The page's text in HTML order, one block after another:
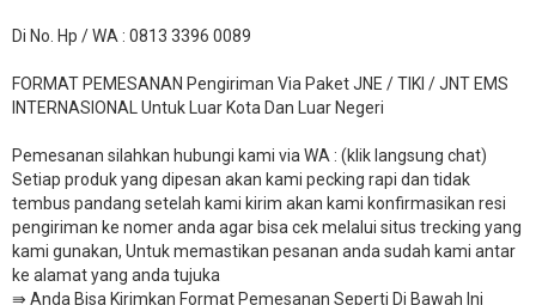
Di No. Hp / WA : 0813 3396 0089
FORMAT PEMESANAN Pengiriman Via Paket JNE / TIKI / JNT EMS
INTERNASIONAL Untuk Luar Kota Dan Luar Negeri
Pemesanan silahkan hubungi kami via WA : (klik langsung chat)
Setiap produk yang dipesan akan kami pecking rapi dan tidak
tembus pandang setelah kami kirim akan kami konfirmasikan resi
pengiriman ke nomer anda agar bisa cek melalui situs trecking yang
kami gunakan, Untuk memastikan pesanan anda sudah kami antar
ke alamat yang anda tujuka
⇛ Anda Bisa Kirimkan Format Pemesanan Seperti Di Bawah Ini